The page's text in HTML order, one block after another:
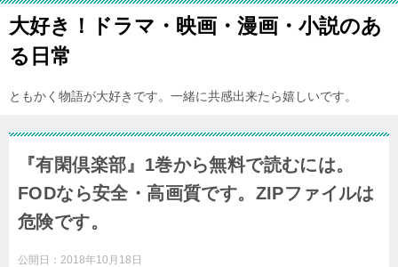
大好き！ドラマ・映画・漫画・小説のあ
る日常
ともかく物語が大好きです。一緒に共感出来たら嬉しいです。
『有閑倶楽部』1巻から無料で読むには。
FODなら安全・高画質です。ZIPファイルは
危険です。
公開日： 2018年10月18日